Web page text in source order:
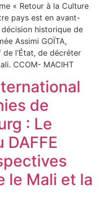
« Retour à la Culture
pays est en avant-
historique de
Assimi GOÏTA,
l’État, de décréter
CCOM- MACIHT
de
: Le
le Mali et la